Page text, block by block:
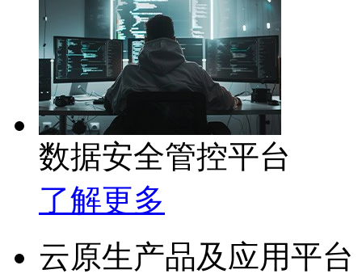
数据安全管控平台
了解更多
云原生产品及应用平台